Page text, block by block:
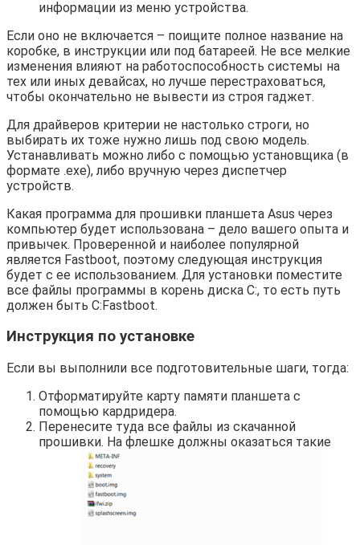
информации из меню устройства.
Если оно не включается – поищите полное название на
коробке, в инструкции или под батареей. Не все мелкие
изменения влияют на работоспособность системы на
тех или иных девайсах, но лучше перестраховаться,
чтобы окончательно не вывести из строя гаджет.
Для драйверов критерии не настолько строги, но
выбирать их тоже нужно лишь под свою модель.
Устанавливать можно либо с помощью установщика (в
формате .exe), либо вручную через диспетчер
устройств.
Какая программа для прошивки планшета Asus через
компьютер будет использована – дело вашего опыта и
привычек. Проверенной и наиболее популярной
является Fastboot, поэтому следующая инструкция
будет с ее использованием. Для установки поместите
все файлы программы в корень диска С:, то есть путь
должен быть C:Fastboot.
Инструкция по установке
Если вы выполнили все подготовительные шаги, тогда:
Отформатируйте карту памяти планшета с
помощью кардридера.
Перенесите туда все файлы из скачанной
прошивки. На флешке должны оказаться такие